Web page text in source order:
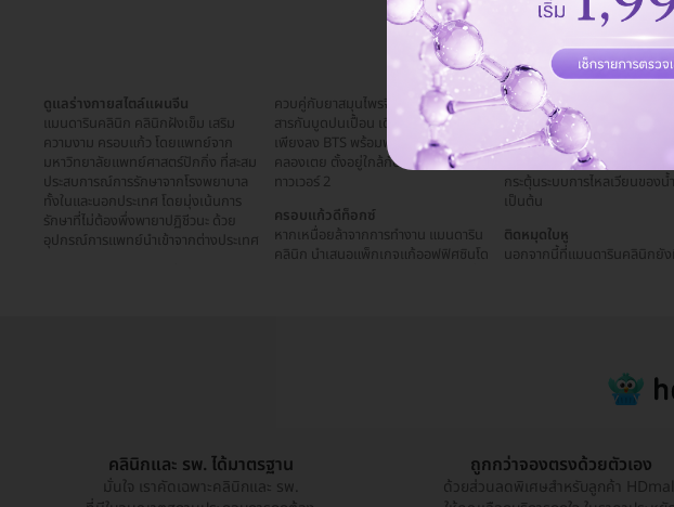
ดูแลร่างกายสไตล์แผนจีน
แมนดารินคลินิก คลินิกฝังเข็ม เสริม
ความงาม ครอบแก้ว โดยแพทย์จาก
มหาวิทยาลัยแพทย์ศาสตร์ปักกิ่ง ที่สะสม
ประสบการณ์การรักษาจากโรงพยาบาล
ทั้งในและนอกประเทศ โดยมุ่งเน้นการ
รักษาที่ไม่ต้องพึ่งพายาปฏิชีวนะ ด้วย
อุปกรณ์การแพทย์นำเข้าจากต่างประเทศ
ควบคู่กับยาสมุนไพรจีนที่ไม่มีสารเคมีและ
สารกันบูดปนเปื้อน เดินทางสะดวกเพราะ
เพียงลง BTS พร้อมพงศ์ หรือ MRT
คลองเตย ตั้งอยู่ใกล้กับอาคารมาลีนนท์
ทาวเวอร์ 2
ครอบแก้วดีท็อกซ์
หากเหนื่อยล้าจากการทำงาน แมนดาริน
คลินิก นำเสนอแพ็กเกจแก้ออฟฟิศซินโด
รมด้วยการครอบแก้วหรือการนำ
อากาศออกมาครอบไว้บนร่างกา
เส้นลมปราณต่าง ๆ เพื่อกระตุ้นก
เวียนโลหิต บรรเทาอากาศปวดเ
กระตุ้นระบบการไหลเวียนของน้
เป็นต้น
ติดหมุดใบหู
นอกจากนี้ที่แมนดารินคลินิกยั
คลินิกและ รพ. ได้มาตรฐาน
มั่นใจ เราคัดเฉพาะคลินิกและ รพ.
ถูกกว่าจองตรงด้วยตัวเอง
ด้วยส่วนลดพิเศษสำหรับลูกค้า HDmall